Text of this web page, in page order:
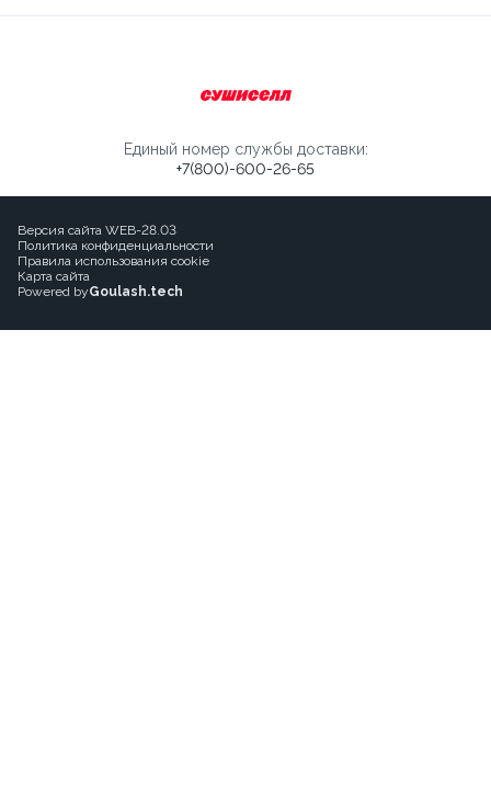
Единый номер службы доставки:
+7(800)-600-26-65
Версия сайта WEB-28.03
Политика конфиденциальности
Правила использования cookie
Карта сайта
Powered byGoulash.tech